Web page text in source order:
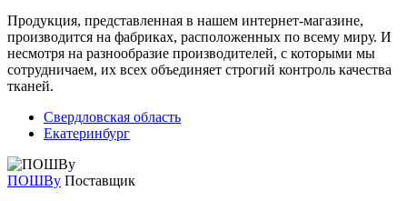
Продукция, представленная в нашем интернет-магазине,
производится на фабриках, расположенных по всему миру. И
несмотря на разнообразие производителей, с которыми мы
сотрудничаем, их всех объединяет строгий контроль качества
тканей.
Свердловская область
Екатеринбург
ПОШВу Поставщик